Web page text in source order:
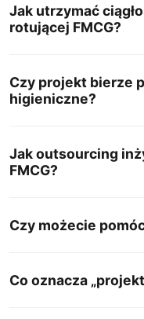
Jak utrzymać
rotującej FMCG?
Czy projekt bierze
higieniczne?
Jak outsourcing
FMCG?
Czy możecie
Co oznacza